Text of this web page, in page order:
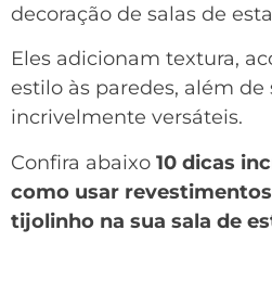
decoração de salas de
Eles adicionam textura,
estilo às paredes, além de
incrivelmente versáteis.
Confira abaixo 10 dicas
como usar
tijolinho na sua sala de